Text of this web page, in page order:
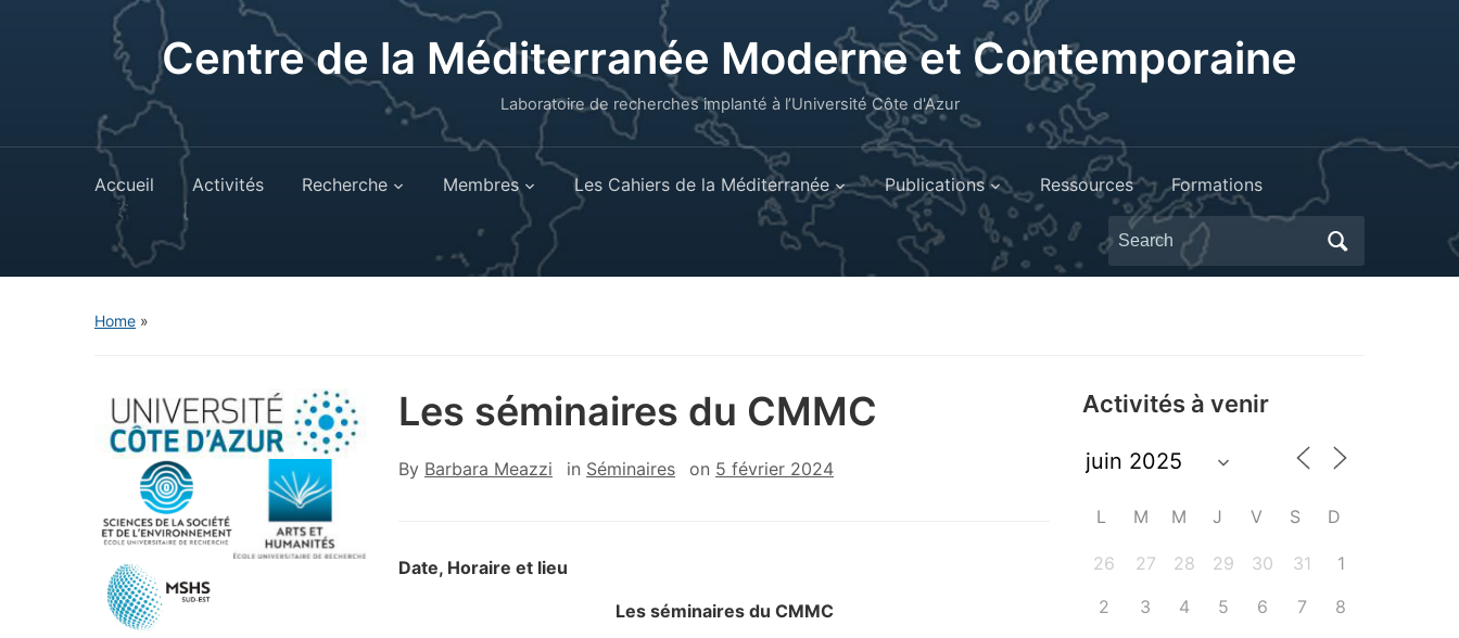
Centre de la Méditerranée Moderne et Contemporaine
Laboratoire de recherches implanté à l’Université Côte d'Azur
Accueil Activités Recherche Membres Les Cahiers de la Méditerranée Publications Ressources Formations
Search
for:
Home »
Les séminaires du CMMC
By Barbara Meazzi in Séminaires on 5 février 2024
Date, Horaire et lieu
Les séminaires du CMMC
Activités à venir
L M M J V S D
26 27 28 29 30 31
1
2
3 4 5 6 7
8